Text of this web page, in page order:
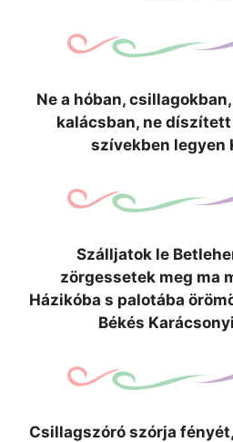
Ne a hóban,
kalácsban, ne díszített
szívekben legyen
Szálljatok le
zörgessetek meg ma
Házikóba s palotába
Békés
Csillagszóró szórja